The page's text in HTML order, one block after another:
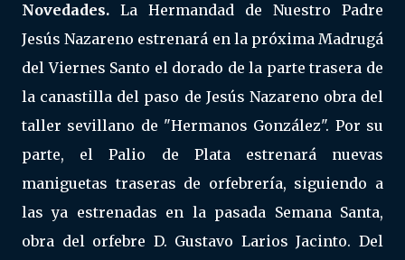
Novedades. La Hermandad de Nuestro Padre
Jesús Nazareno estrenará en la próxima Madrugá
del Viernes Santo el dorado de la parte trasera de
la canastilla del paso de Jesús Nazareno obra del
taller sevillano de "Hermanos González". Por su
parte, el Palio de Plata estrenará nuevas
maniguetas traseras de orfebrería, siguiendo a
las ya estrenadas en la pasada Semana Santa,
obra del orfebre D. Gustavo Larios Jacinto. Del